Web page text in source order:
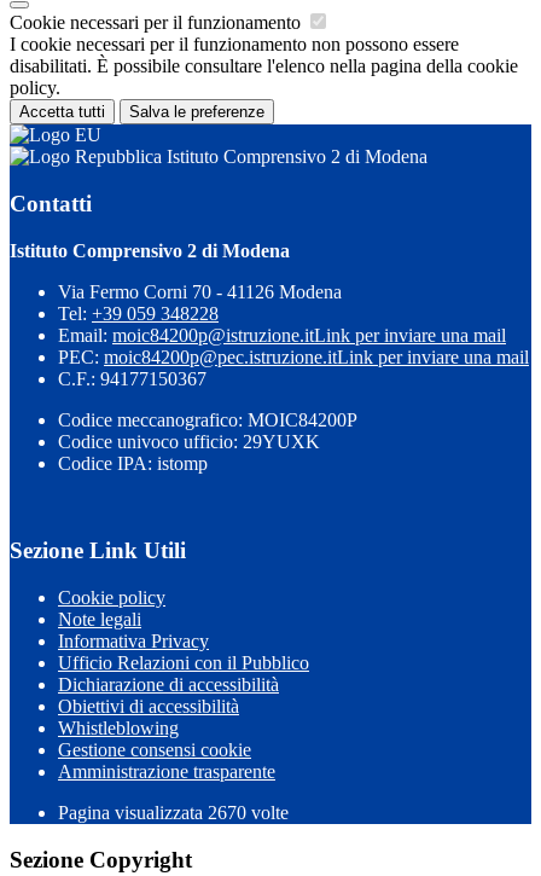
Cookie necessari per il funzionamento
I cookie necessari per il funzionamento non possono essere
disabilitati. È possibile consultare l'elenco nella pagina della cookie
policy.
Accetta tutti Salva le preferenze
Istituto Comprensivo 2 di Modena
Contatti
Istituto Comprensivo 2 di Modena
Via Fermo Corni 70 - 41126 Modena
Tel: +39 059 348228
Email: moic84200p@istruzione.itLink per inviare una mail
PEC: moic84200p@pec.istruzione.itLink per inviare una mail
C.F.: 94177150367
Codice meccanografico: MOIC84200P
Codice univoco ufficio: 29YUXK
Codice IPA: istomp
Sezione Link Utili
Cookie policy
Note legali
Informativa Privacy
Ufficio Relazioni con il Pubblico
Dichiarazione di accessibilità
Obiettivi di accessibilità
Whistleblowing
Gestione consensi cookie
Amministrazione trasparente
Pagina visualizzata 2670 volte
Sezione Copyright